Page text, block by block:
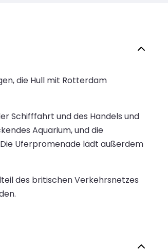
die Hull mit Rotterdam
Schifffahrt und des Handels und
Aquarium, und die
Uferpromenade lädt außerdem
des britischen Verkehrsnetzes